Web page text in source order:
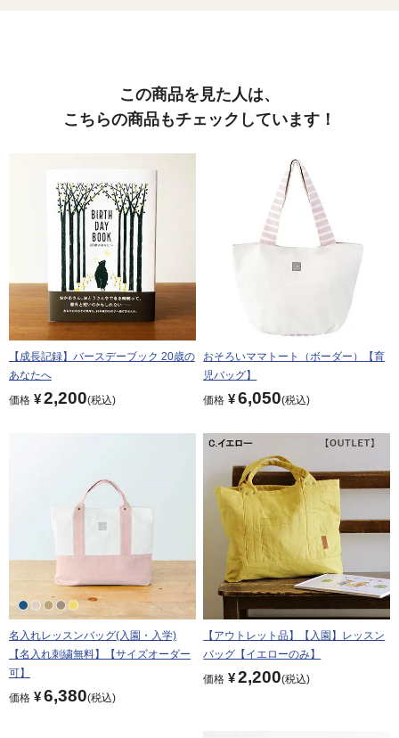
この商品を見た人は、
こちらの商品もチェックしています！
【成長記録】バースデーブック 20歳の
あなたへ
価格 ¥2,200 税込
おそろいママトート（ボーダー）【育
児バッグ】
価格 ¥6,050 税込
名入れレッスンバッグ(入園・入学)
【名入れ刺繍無料】【サイズオーダー
可】
価格 ¥6,380 税込
【アウトレット品】【入園】レッスン
バッグ【イエローのみ】
価格 ¥2,200 税込